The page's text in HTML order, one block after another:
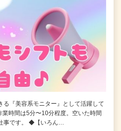
る『美容系モニター』として活躍して
業時間は5分〜10分程度。空いた時間
事です。 ◆【いろん…